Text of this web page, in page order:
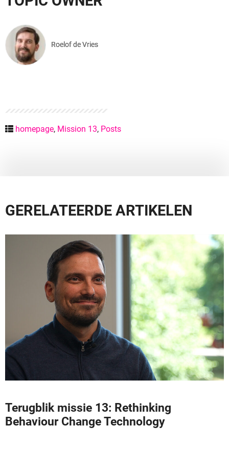
Roelof de Vries
homepage, Mission 13, Posts
GERELATEERDE ARTIKELEN
Terugblik missie 13: Rethinking
Behaviour Change Technology